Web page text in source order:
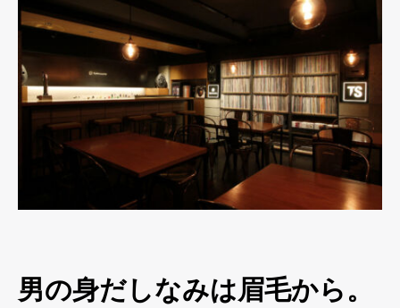
男の身だしなみは眉毛から。